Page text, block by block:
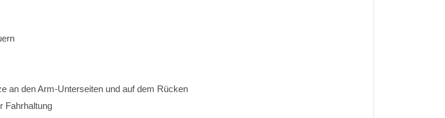
an den Arm-Unterseiten und auf dem Rücken
Fahrhaltung